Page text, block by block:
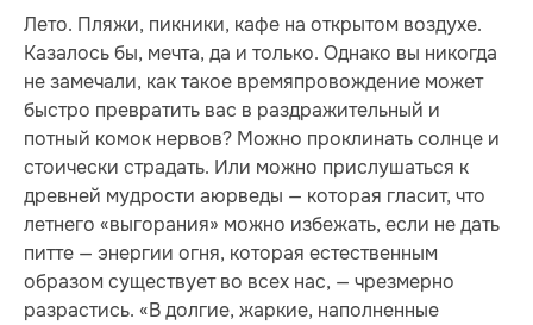
Лето. Пляжи, пикники, кафе на открытом воздухе.
Казалось бы, мечта, да и только. Однако вы никогда
не замечали, как такое времяпровождение может
быстро превратить вас в раздражительный и
потный комок нервов? Можно проклинать солнце и
стоически страдать. Или можно прислушаться к
древней мудрости аюрведы — которая гласит, что
летнего «выгорания» можно избежать, если не дать
питте — энергии огня, которая естественным
образом существует во всех нас, — чрезмерно
разрастись. «В долгие, жаркие, наполненные